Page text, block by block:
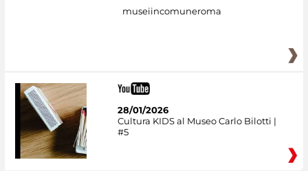
museiincomuneroma
28/01/2026
Cultura KIDS al Museo Carlo Bilotti |
#5